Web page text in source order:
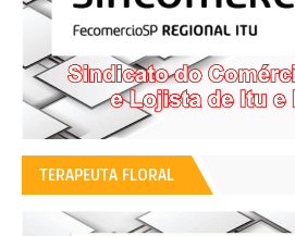
TERAPEUTA FLORAL